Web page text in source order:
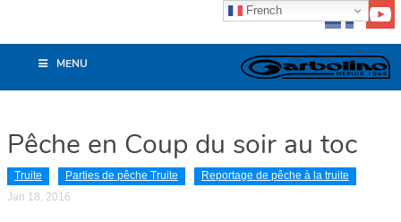
MENU
Pêche en Coup du soir au toc
Truite Parties de pêche Truite
Reportage de pêche à la truite
Jan 18, 2016
French